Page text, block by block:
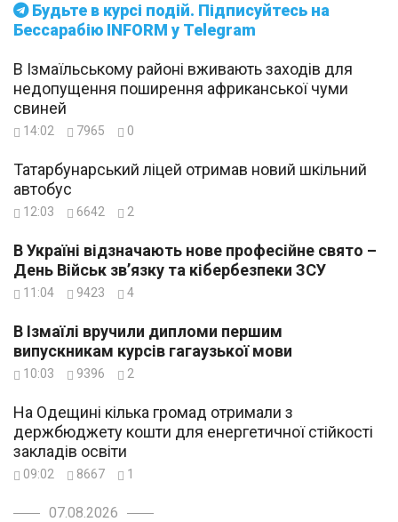
Будьте в курсі подій. Підписуйтесь на
Бессарабію INFORM у Telegram
В Ізмаїльському районі вживають заходів для
недопущення поширення африканської чуми
свиней
14:02 7965 0
Татарбунарський ліцей отримав новий шкільний
автобус
12:03 6642 2
В Україні відзначають нове професійне свято –
День Військ зв’язку та кібербезпеки ЗСУ
11:04 9423 4
В Ізмаїлі вручили дипломи першим
випускникам курсів гагаузької мови
10:03 9396 2
На Одещині кілька громад отримали з
держбюджету кошти для енергетичної стійкості
закладів освіти
09:02 8667 1
07.08.2026